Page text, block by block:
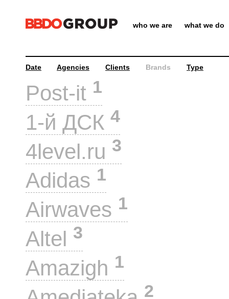
who we are what we do
Date Agencies Clients Brands Type
Post-it 1
1-й ДСК 4
4level.ru 3
Adidas 1
Airwaves 1
Altel 3
Amazigh 1
2